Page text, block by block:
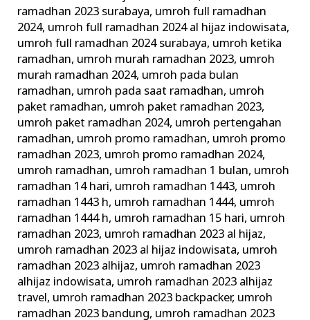
ramadhan 2023 surabaya, umroh full ramadhan
2024, umroh full ramadhan 2024 al hijaz indowisata,
umroh full ramadhan 2024 surabaya, umroh ketika
ramadhan, umroh murah ramadhan 2023, umroh
murah ramadhan 2024, umroh pada bulan
ramadhan, umroh pada saat ramadhan, umroh
paket ramadhan, umroh paket ramadhan 2023,
umroh paket ramadhan 2024, umroh pertengahan
ramadhan, umroh promo ramadhan, umroh promo
ramadhan 2023, umroh promo ramadhan 2024,
umroh ramadhan, umroh ramadhan 1 bulan, umroh
ramadhan 14 hari, umroh ramadhan 1443, umroh
ramadhan 1443 h, umroh ramadhan 1444, umroh
ramadhan 1444 h, umroh ramadhan 15 hari, umroh
ramadhan 2023, umroh ramadhan 2023 al hijaz,
umroh ramadhan 2023 al hijaz indowisata, umroh
ramadhan 2023 alhijaz, umroh ramadhan 2023
alhijaz indowisata, umroh ramadhan 2023 alhijaz
travel, umroh ramadhan 2023 backpacker, umroh
ramadhan 2023 bandung, umroh ramadhan 2023